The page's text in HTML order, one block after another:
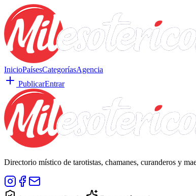
InicioPaísesCategoríasAgencia
PublicarEntrar
Directorio místico de tarotistas, chamanes, curanderos y